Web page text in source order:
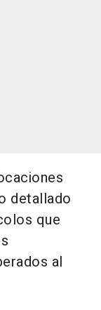
detallado
que
al